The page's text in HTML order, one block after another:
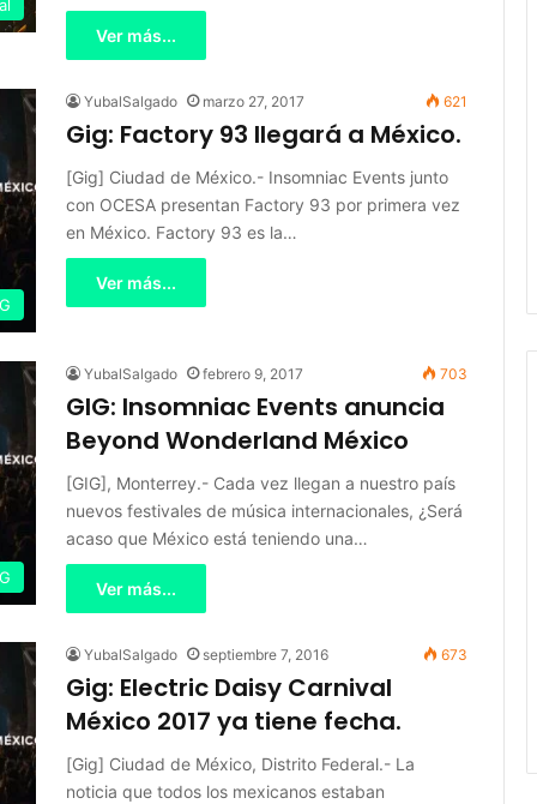
Ver más...
YubalSalgado marzo 27, 2017 621
Gig: Factory 93 llegará a México.
[Gig] Ciudad de México.- Insomniac Events junto
con OCESA presentan Factory 93 por primera vez
en México. Factory 93 es la…
Ver más...
YubalSalgado febrero 9, 2017 703
GIG: Insomniac Events anuncia
Beyond Wonderland México
[GIG], Monterrey.- Cada vez llegan a nuestro país
nuevos festivales de música internacionales, ¿Será
acaso que México está teniendo una…
Ver más...
YubalSalgado septiembre 7, 2016 673
Gig: Electric Daisy Carnival
México 2017 ya tiene fecha.
[Gig] Ciudad de México, Distrito Federal.- La
noticia que todos los mexicanos estaban